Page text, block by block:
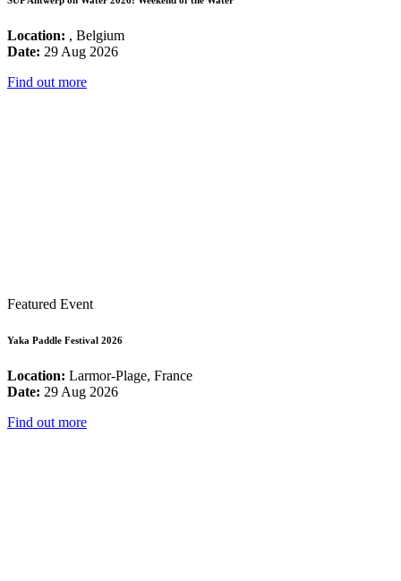
Location: , Belgium
Date: 29 Aug 2026
Find out more
Featured Event
Yaka Paddle Festival 2026
Location: Larmor-Plage, France
Date: 29 Aug 2026
Find out more